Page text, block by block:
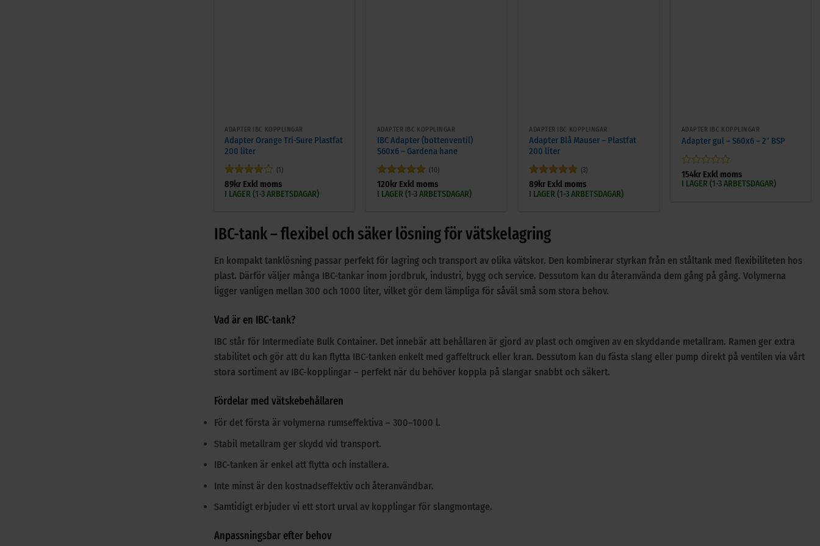
ADAPTER IBC KOPPLINGAR
Adapter Orange Tri-Sure Plastfat
200 liter
Betygsatt
4av 5
(1)
89kr Exkl moms
I LAGER (1-3 ARBETSDAGAR)
ADAPTER IBC KOPPLINGAR
IBC Adapter (bottenventil)
S60x6 – Gardena hane
Betygsatt5
av 5
(10)
120 krExkl moms
I LAGER (1-3 ARBETSDAGAR)
ADAPTER IBC KOPPLINGAR
Adapter Blå Mauser – Plastfat
200 liter
Betygsatt5
av 5
(3)
89kr Exkl moms
I LAGER (1-3 ARBETSDAGAR)
ADAPTER IBC KOPPLINGAR
Adapter gul – S60x6 – 2″ BSP
Betygsatt
0
154krExkl moms
I LAGER (1-3 ARBETSDAGAR)
IBC-tank – flexibel och säker lösning för vätskelagring
En kompakt tanklösning passar perfekt för lagring och transport av olika vätskor. Den kombinerar styrkan från en ståltank med flexibiliteten hos
plast. Därför väljer många IBC-tankar inom jordbruk, industri, bygg och service. Dessutom kan du återanvända dem gång på gång. Volymerna
ligger vanligen mellan 300 och 1000 liter, vilket gör dem lämpliga för såväl små som stora behov.
Vad är en IBC-tank?
IBC står för Intermediate Bulk Container. Det innebär att behållaren är gjord av plast och omgiven av en skyddande metallram. Ramen ger extra
stabilitet och gör att du kan flytta IBC-tanken enkelt med gaffeltruck eller kran. Dessutom kan du fästa slang eller pump direkt på ventilen via vårt
stora sortiment av IBC-kopplingar – perfekt när du behöver koppla på slangar snabbt och säkert.
Fördelar med vätskebehållaren
För det första är volymerna rumseffektiva – 300–1000 l.
Stabil metallram ger skydd vid transport.
IBC-tanken är enkel att flytta och installera.
Inte minst är den kostnadseffektiv och återanvändbar.
Samtidigt erbjuder vi ett stort urval av kopplingar för slangmontage.
Anpassningsbar efter behov